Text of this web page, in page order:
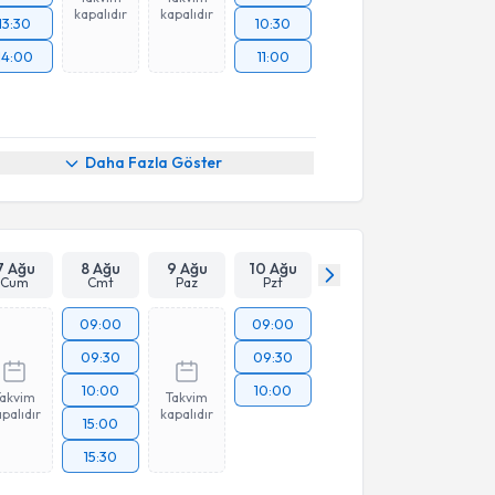
kapalıdır
kapalıdır
10:30
11:00
Daha Fazla Göster
Ağu
Cum
8 Ağu
Cmt
9 Ağu
Paz
10 Ağu
Pzt
09:00
09:30
10:00
15:00
15:30
Takvim
kapalıdır
09:00
09:30
10:00